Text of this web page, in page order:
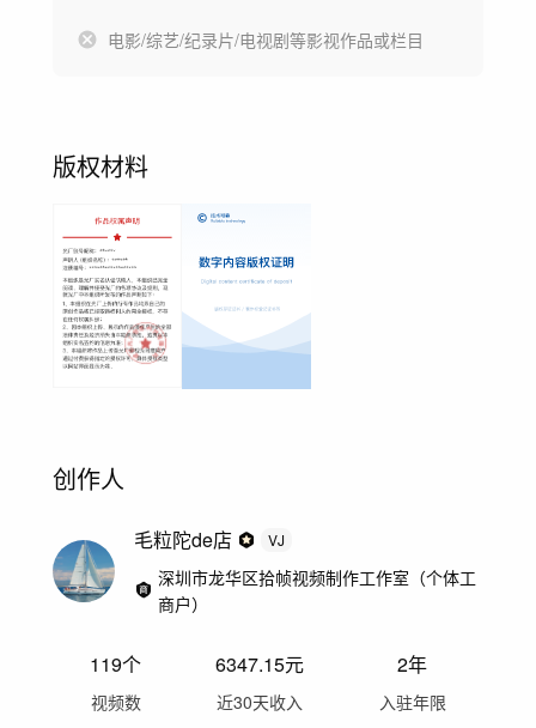
电影/综艺/纪录片/电视剧等影视作品或栏目
版权材料
创作人
毛粒陀de店 VJ
深圳市龙华区拾帧视频制作工作室（个体工
商户）
119个
视频数
6347.15元
近30天收入
2年
入驻年限